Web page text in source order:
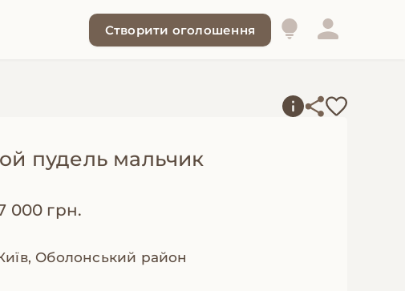
Створити оголошення
пудель мальчик
000 грн.
Оболонський район